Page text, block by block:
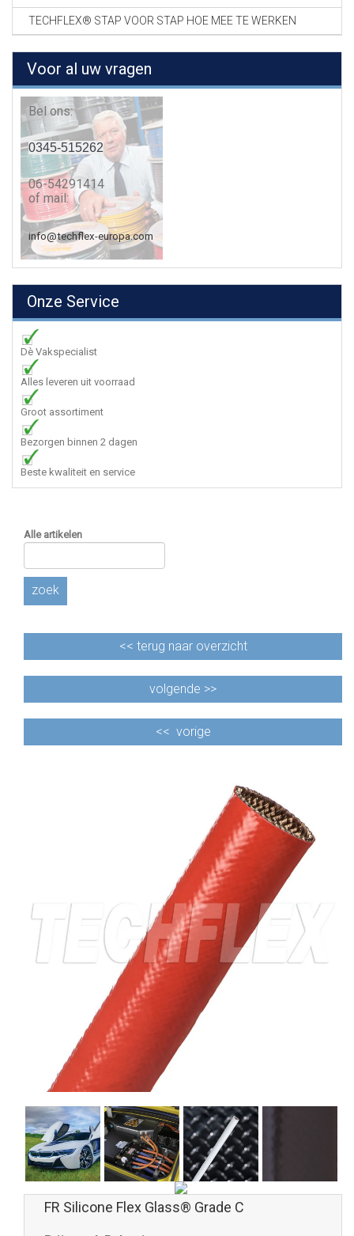
TECHFLEX® STAP VOOR STAP HOE MEE TE WERKEN
Voor al uw vragen
Bel ons:
0345-515262
06-54291414
of mail:
info@techflex-europa.com
Onze Service
Dè Vakspecialist
Alles leveren uit voorraad
Groot assortiment
Bezorgen binnen 2 dagen
Beste kwaliteit en service
Alle artikelen
zoek
<< terug naar overzicht
volgende >>
<< vorige
FR Silicone Flex Glass® Grade C